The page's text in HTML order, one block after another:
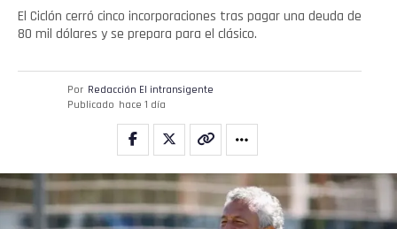
El Ciclón cerró cinco incorporaciones tras pagar una deuda de
80 mil dólares y se prepara para el clásico.
Por Redacción El intransigente
Publicado hace 1 día